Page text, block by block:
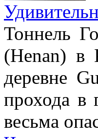
Тоннель
(Henan) в
деревне
прохода в
весьма